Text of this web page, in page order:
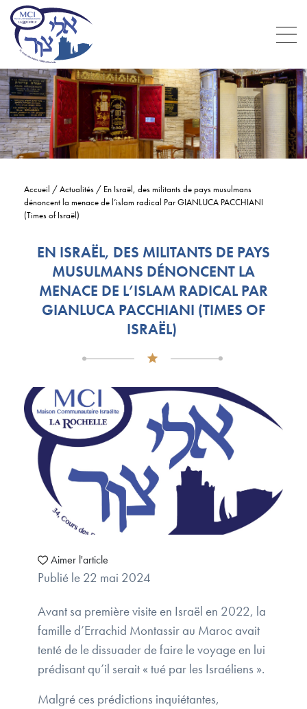
Accueil /Actualités / En Israël, des militants de pays musulmans
dénoncent la menace de l’islam radical Par GIANLUCA PACCHIANI
(Times of Israël)
EN ISRAËL, DES MILITANTS DE PAYS
MUSULMANS DÉNONCENT LA
MENACE DE L’ISLAM RADICAL PAR
GIANLUCA PACCHIANI (TIMES OF
ISRAËL)
Aimer l'article
Publié le 22 mai 2024
Avant sa première visite en Israël en 2022, la
famille d’Errachid Montassir au Maroc avait
tenté de le dissuader de faire le voyage en lui
prédisant qu’il serait « tué par les Israéliens ».
Malgré ces prédictions inquiétantes,